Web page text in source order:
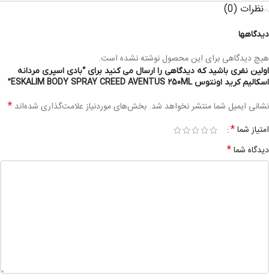
نظرات (0)
دیدگاهها
هیچ دیدگاهی برای این محصول نوشته نشده است.
اولین نفری باشید که دیدگاهی را ارسال می کنید برای “بادی اسپری مردانه
اسکالیم کرید اونتوس ESKALIM BODY SPRAY CREED AVENTUS 250ML”
نشانی ایمیل شما منتشر نخواهد شد. بخش‌های موردنیاز علامت‌گذاری شده‌اند *
امتیاز شما*
دیدگاه شما*